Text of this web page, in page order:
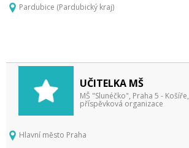
Pardubice (Pardubický kraj)
UČITELKA MŠ
MŠ "Slunéčko", Praha 5 - Košíře,
příspěvková organizace
Hlavní město Praha